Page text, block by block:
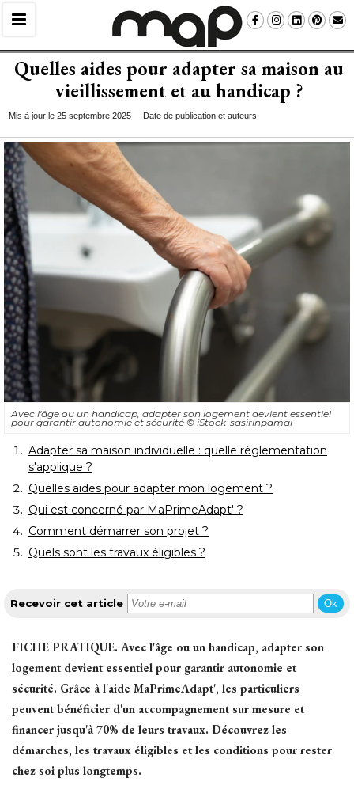
Quelles aides pour adapter sa maison au
vieillissement et au handicap ?
Mis à jour le 25 septembre 2025 Date de publication et auteurs
Avec l'âge ou un handicap, adapter son logement devient essentiel
pour garantir autonomie et sécurité © iStock-sasirinpamai
Adapter sa maison individuelle : quelle réglementation
s'applique ?
Quelles aides pour adapter mon logement ?
Qui est concerné par MaPrimeAdapt' ?
Comment démarrer son projet ?
Quels sont les travaux éligibles ?
Recevoir cet article Ok
FICHE PRATIQUE. Avec l'âge ou un handicap, adapter son
logement devient essentiel pour garantir autonomie et
sécurité. Grâce à l'aide MaPrimeAdapt', les particuliers
peuvent bénéficier d'un accompagnement sur mesure et
financer jusqu'à 70% de leurs travaux. Découvrez les
démarches, les travaux éligibles et les conditions pour rester
chez soi plus longtemps.